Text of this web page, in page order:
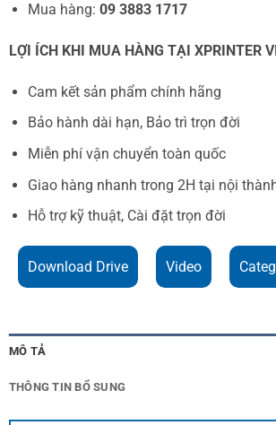
Mua hàng: 09 3883 1717
LỢI ÍCH KHI MUA HÀNG TẠI XPRINTER
Cam kết sản phẩm chính hãng
Bảo hành dài hạn, Bảo trì trọn đời
Miễn phí vận chuyển toàn quốc
Giao hàng nhanh trong 2H tại nội
Hỗ trợ kỹ thuật, Cài đặt trọn đời
Download Drive Video
MÔ TẢ
THÔNG TIN BỔ SUNG